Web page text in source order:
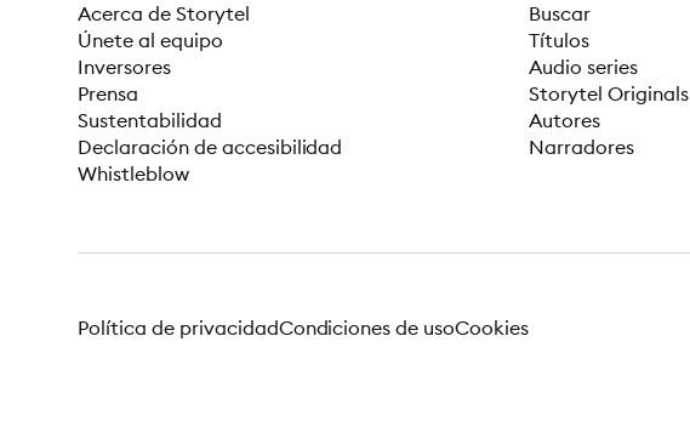
Acerca de Storytel
Únete al equipo
Inversores
Prensa
Sustentabilidad
Declaración de accesibilidad
Whistleblow
Buscar
Títulos
Audio series
Storytel Originals
Autores
Narradores
Política de privacidadCondiciones de usoCookies